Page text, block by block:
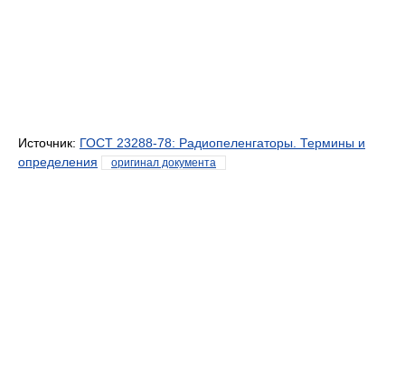
Источник: ГОСТ 23288-78: Радиопеленгаторы. Термины и
определения
оригинал документа